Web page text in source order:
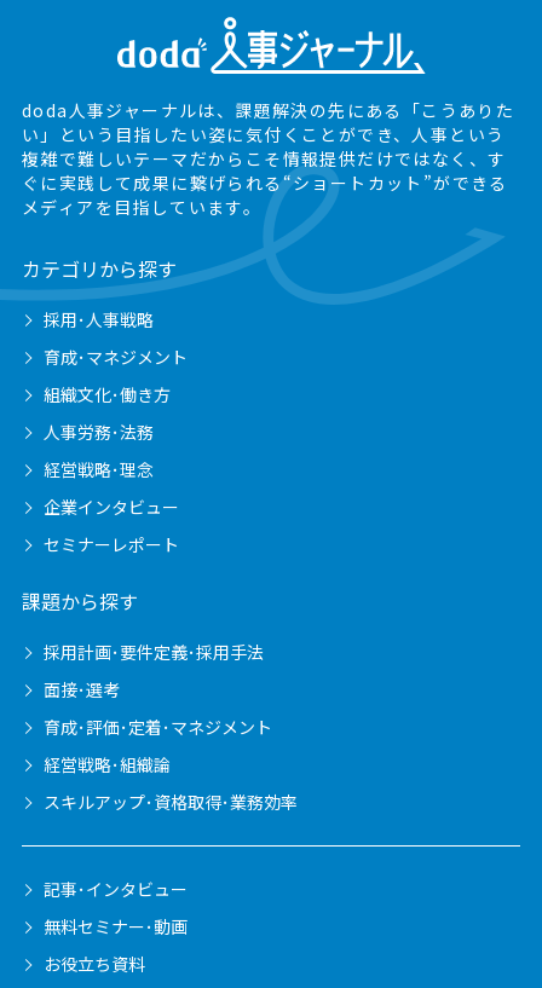
doda人事ジャーナルは、課題解決の先にある
「こうありた
い」という目指したい姿に気付くことができ、人事という
複雑で難しいテーマだからこそ情報提供だけではなく、 す
ぐに実践して成果に繋げられる“ショートカット”ができる
メディアを目指しています。
カテゴリから探す
採用･人事戦略
育成･マネジメント
組織文化･働き方
人事労務･法務
経営戦略･理念
企業インタビュー
セミナーレポート
課題から探す
採用計画･要件定義･採用手法
面接･選考
育成･評価･定着･マネジメント
経営戦略･組織論
スキルアップ･資格取得･業務効率
記事･インタビュー
無料セミナー･動画
お役立ち資料